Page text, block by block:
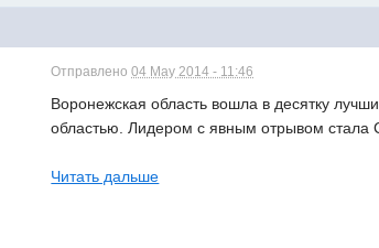
Отправлено04 May 2014 - 11:46
Воронежская область вошла в десятку
областью. Лидером с явным отрывом стала
Читать дальше